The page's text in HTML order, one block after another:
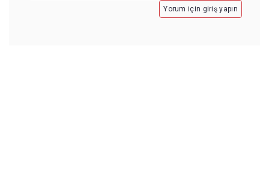
Yorum için giriş yapın